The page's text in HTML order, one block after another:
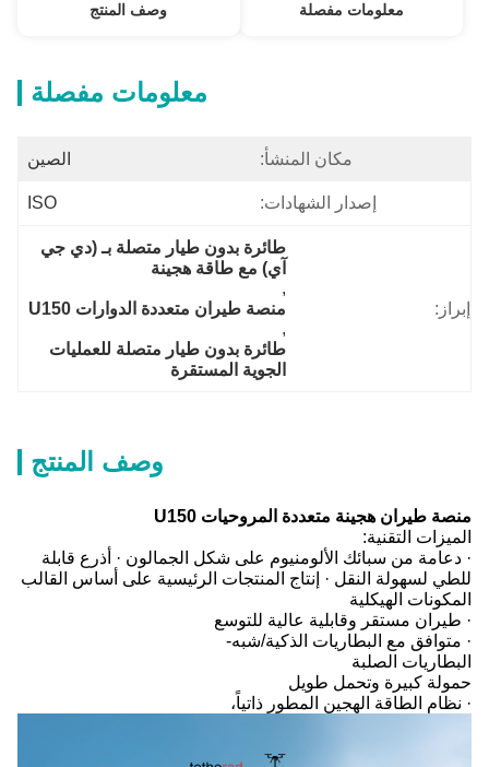
معلومات مفصلة وصف المنتج
معلومات مفصلة
مكان المنشأ: الصين
إصدار الشهادات: ISO
إبراز:
آي) مع طاقة هجينة
,
منصة طيران متعددة الدوارات U150
,
الجوية المستقرة
وصف المنتج
منصة طيران هجينة متعددة المروحيات U150
الميزات التقنية:
· دعامة من سبائك الألومنيوم على شكل الجمالون · أذرع قابلة
للطي لسهولة النقل · إنتاج المنتجات الرئيسية على أساس القالب
المكونات الهيكلية
· طيران مستقر وقابلية عالية للتوسع
· متوافق مع البطاريات الذكية/شبه-
البطاريات الصلبة
حمولة كبيرة وتحمل طويل
· نظام الطاقة الهجين المطور ذاتياً،